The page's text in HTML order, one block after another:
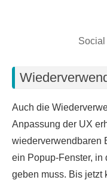
Social
Auch die
Anpassung der UX
wiederverwendbaren
ein Popup-Fenster, in
geben muss. Bis jetzt